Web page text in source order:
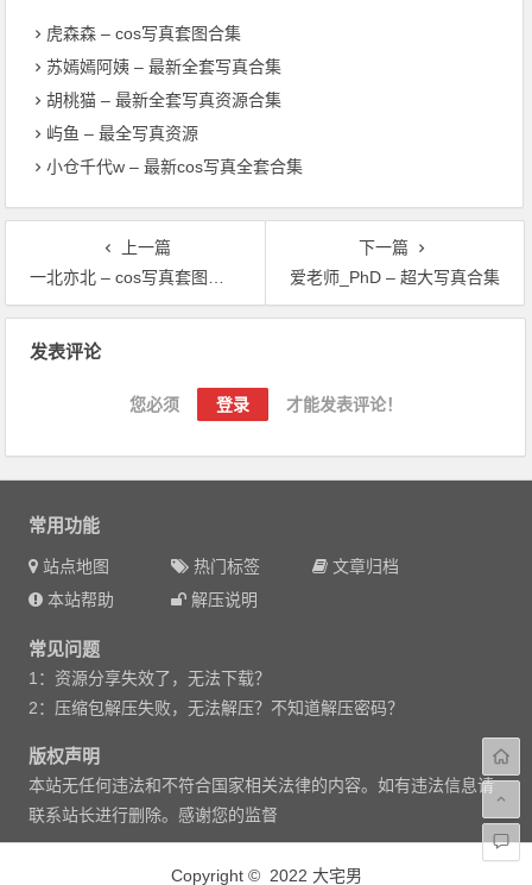
虎森森 – cos写真套图合集
苏嫣嫣阿姨 – 最新全套写真合集
胡桃猫 – 最新全套写真资源合集
屿鱼 – 最全写真资源
小仓千代w – 最新cos写真全套合集
上一篇
一北亦北 – cos写真套图合集
下一篇
爱老师_PhD – 超大写真合集
发表评论
您必须 登录 才能发表评论！
常用功能
站点地图 热门标签
文章归档
本站帮助
解压说明
常见问题
1：资源分享失效了，无法下载？
2：压缩包解压失败，无法解压？不知道解压密码？
版权声明
本站无任何违法和不符合国家相关法律的内容。如有违法信息请
联系站长进行删除。感谢您的监督
Copyright © 2022 大宅男